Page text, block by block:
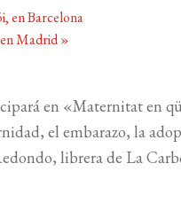
en Barcelona
Madrid»
en «Maternitat en
el embarazo, la
librera de La